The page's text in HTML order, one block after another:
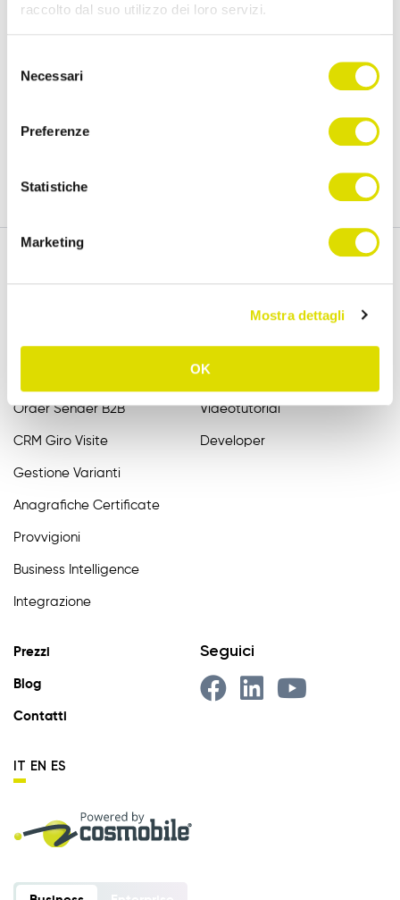
raccolto dal suo utilizzo dei loro servizi.
all'informativa:
https://www.ordersender.com/cookie-
delNecessari
Preferenze
Statistiche
Marketing
Mostra dettagli
OK
Prova l'App Order Sender gratis, nella sua
Raccolta Ordini Agenti
Order Sender B2B
CRM Giro Visite
Gestione Varianti
Anagrafiche Certificate
Provvigioni
Business Intelligence
Integrazione
Assistenza
FAQ
Manuali
Videotutorial
Developer
Prezzi
Blog
Contatti
IT EN ES
Seguici